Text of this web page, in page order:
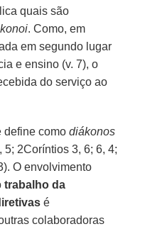
quais são
. Como, em
em segundo lugar
e ensino (v. 7), o
do serviço ao
define comodiákonos
5; 2Coríntios 3, 6; 6, 4;
O envolvimento
trabalho da
é
colaboradoras